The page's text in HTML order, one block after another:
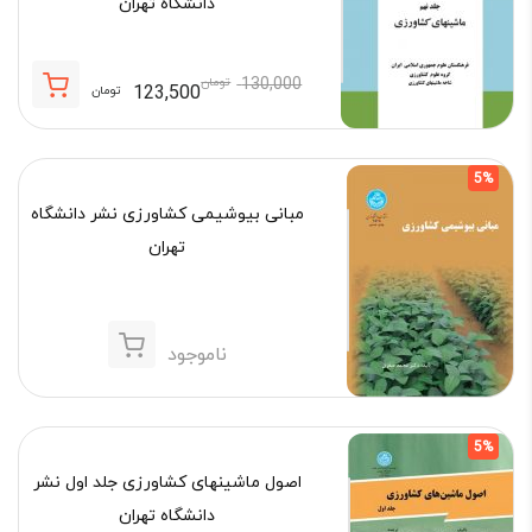
130,000 تومان123,500 تومان
5%
مبانی بیوشیمی کشاورزی نشر دانشگاه
تهران
ناموجود
5%
اصول ماشینهای کشاورزی جلد اول نشر
دانشگاه تهران